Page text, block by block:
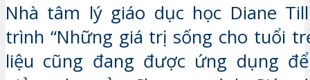
Nhà tâm lý giáo dục học Diane
trình “Những giá trị sống cho tuổi
liệu cũng đang được ứng dụng